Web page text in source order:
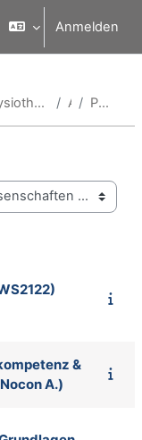
Anmelden
Bachelor Physiotherapie dual mit Schwerpunkt Bewegungswissenschaft Archiv PSB WS 21/22
&
A.)